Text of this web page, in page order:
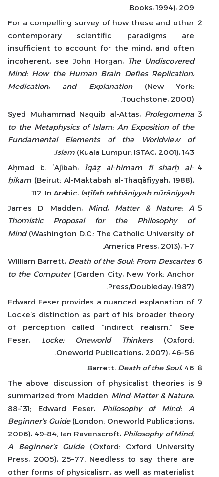
Books، 1994)، 209.
For a compelling survey of how these and other
contemporary scientific paradigms are
insufficient to account for the mind، and often
incoherent، see John Horgan، The Undiscovered
Mind: How the Human Brain Defies Replication،
Medication،and Explanation (New York:
Touchstone، 2000).
Syed Muhammad Naquib al-Attas، Prolegomena
to the Metaphysics of Islam: An Exposition of the
Fundamental Elements of the Worldview of
Islam (Kuala Lumpur: ISTAC، 2001)، 143.
Aḥmad b. ʿAjībah، Īqāẓ al-himam fī sharḥ al-
ḥikam (Beirut: Al-Maktabah al-Thaqāfiyyah، 1988)،
112. In Arabic، laṭīfah rabbāniyyah nūrāniyyah
.
James D. Madden، Mind،Matter & Nature: A
Thomistic Proposal for the Philosophy of
Mind (Washington D.C.: The Catholic University of
America Press، 2013)، 1–7.
William Barrett، Death of the Soul: From Descartes
to the Computer(Garden City، New York: Anchor
Press/Doubleday، 1987).
Edward Feser provides a nuanced explanation of
Locke’s distinction as part of his broader theory
of perception called “indirect realism.” See
Feser، Locke: Oneworld Thinkers (Oxford:
Oneworld Publications، 2007)، 46–56.
Barrett، Death of the Soul، 46.
The above discussion of physicalist theories is
summarized from Madden، Mind،Matter & Nature،
88–131; Edward Feser، Philosophy of Mind: A
Beginner’s Guide (London: Oneworld Publications،
2006)، 49–84; Ian Ravenscroft، Philosophy of Mind:
A Beginner’s Guide (Oxford: Oxford University
Press، 2005)، 25–77. Needless to say، there are
other forms of physicalism، as well as materialist